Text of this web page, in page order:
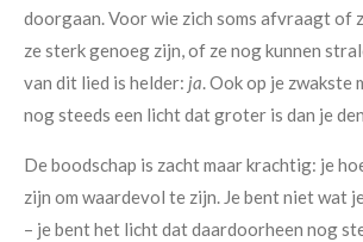
doorgaan. Voor wie zich soms afvraagt of
ze sterk genoeg zijn, of ze nog kunnen
van dit lied is helder: ja. Ook op je zwakste
nog steeds een licht dat groter is dan je
De boodschap is zacht maar krachtig: je
zijn om waardevol te zijn. Je bent niet wat
– je bent het licht dat daardoorheen nog